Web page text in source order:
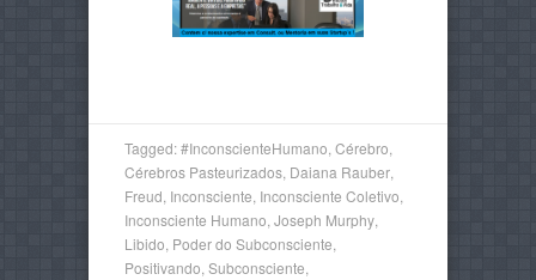
Tagged:#InconscienteHumano Cérebro
Cérebros Pasteurizados Daiana Rauber
Freud Inconsciente Inconsciente Coletivo
Inconsciente Humano Joseph Murphy
Libido Poder do Subconsciente
Positivando Subconsciente